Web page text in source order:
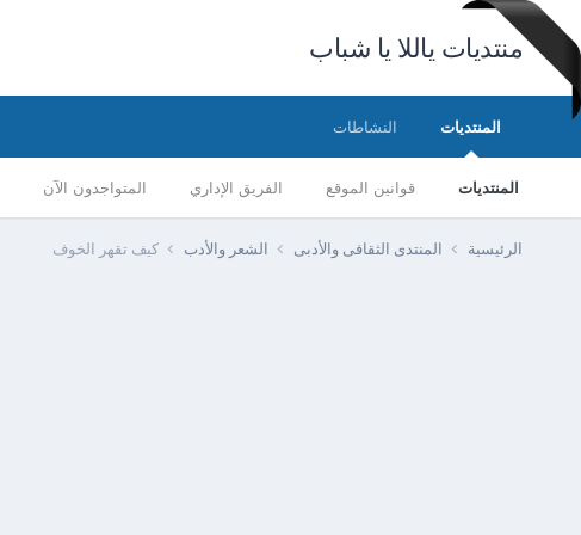
منتديات ياللا يا شباب
المنتديات
المنتديات قوانين الموقع الفريق الإداري المتواجدون الآن
النشاطات
الرئيسية المنتدى الثقافى والأدبى الشعر والأدب كيف تقهر الخوف